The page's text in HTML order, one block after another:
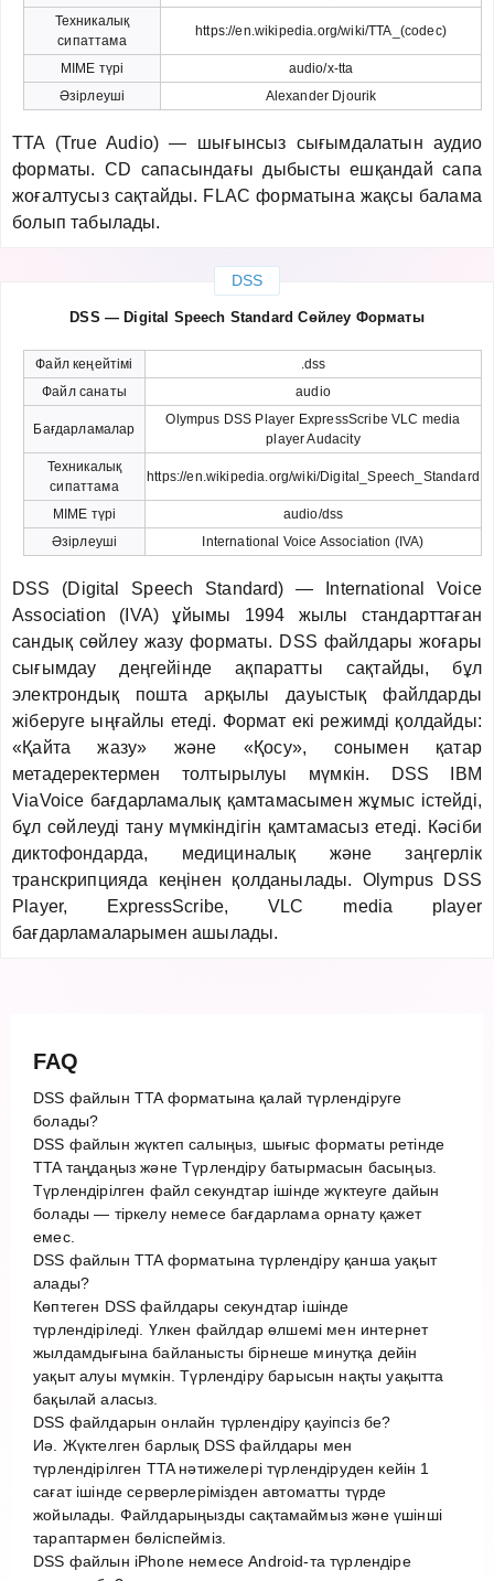
Техникалық
сипаттама
https://en.wikipedia.org/wiki/TTA_(codec)
MIME түрі
audio/x-tta
Әзірлеуші
Alexander Djourik
TTA (True Audio) — шығынсыз сығымдалатын аудио
форматы. CD сапасындағы дыбысты ешқандай сапа
жоғалтусыз сақтайды. FLAC форматына жақсы балама
болып табылады.
DSS
DSS — Digital Speech Standard Сөйлеу Форматы
Файл кеңейтімі
.dss
Файл санаты
audio
Бағдарламалар
Olympus DSS Player ExpressScribe VLC media
player Audacity
Техникалық
сипаттама
https://en.wikipedia.org/wiki/Digital_Speech_Standard
MIME түрі
audio/dss
Әзірлеуші
International Voice Association (IVA)
DSS (Digital Speech Standard) — International Voice
Association (IVA) ұйымы 1994 жылы стандарттаған
сандық сөйлеу жазу форматы. DSS файлдары жоғары
сығымдау деңгейінде ақпаратты сақтайды, бұл
электрондық пошта арқылы дауыстық файлдарды
жіберуге ыңғайлы етеді. Формат екі режимді қолдайды:
«Қайта жазу» және «Қосу», сонымен қатар
метадеректермен толтырылуы мүмкін. DSS IBM
ViaVoice бағдарламалық қамтамасымен жұмыс істейді,
бұл сөйлеуді тану мүмкіндігін қамтамасыз етеді. Кәсіби
диктофондарда, медициналық және заңгерлік
транскрипцияда кеңінен қолданылады. Olympus DSS
Player, ExpressScribe, VLC media player
бағдарламаларымен ашылады.
FAQ
DSS файлын TTA форматына қалай түрлендіруге
болады?
DSS файлын жүктеп салыңыз, шығыс форматы ретінде
TTA таңдаңыз және Түрлендіру батырмасын басыңыз.
Түрлендірілген файл секундтар ішінде жүктеуге дайын
болады — тіркелу немесе бағдарлама орнату қажет
емес.
DSS файлын TTA форматына түрлендіру қанша уақыт
алады?
Көптеген DSS файлдары секундтар ішінде
түрлендіріледі. Үлкен файлдар өлшемі мен интернет
жылдамдығына байланысты бірнеше минутқа дейін
уақыт алуы мүмкін. Түрлендіру барысын нақты уақытта
бақылай аласыз.
DSS файлдарын онлайн түрлендіру қауіпсіз бе?
Иә. Жүктелген барлық DSS файлдары мен
түрлендірілген TTA нәтижелері түрлендіруден кейін 1
сағат ішінде серверлерімізден автоматты түрде
жойылады. Файлдарыңызды сақтамаймыз және үшінші
тараптармен бөліспейміз.
DSS файлын iPhone немесе Android-та түрлендіре